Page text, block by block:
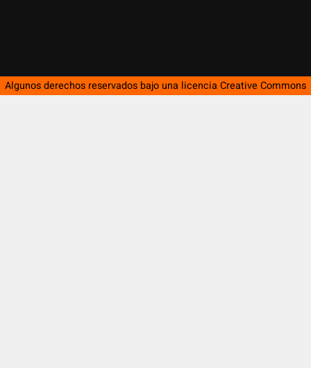
Algunos derechos reservados bajo una licencia Creative Commons